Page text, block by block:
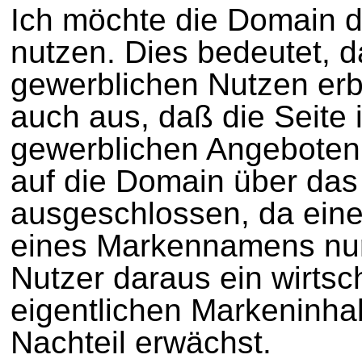
Ich möchte die Domain
nutzen. Dies bedeutet,
gewerblichen Nutzen
auch aus, daß die Seite
gewerblichen
auf die Domain über
ausgeschlossen, da
eines Markennamens
Nutzer daraus ein
eigentlichen
Nachteil erwächst.